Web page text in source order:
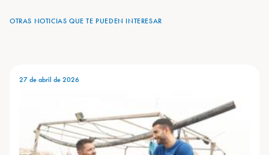
OTRAS NOTICIAS QUE TE PUEDEN INTERESAR
27 de abril de 2026